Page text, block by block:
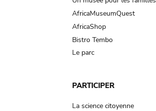
AfricaMuseumQuest
AfricaShop
Bistro Tembo
Le parc
PARTICIPER
La science citoyenne